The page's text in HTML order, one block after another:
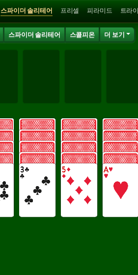
스파이더 솔리테어 프리셀 피라미드 트라
스파이더 솔리테어 스콜피온 더 보기